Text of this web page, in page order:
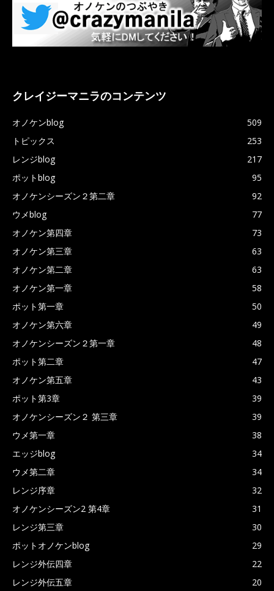
クレイジーマニラのコンテンツ
オノケンblog
509
トピックス
253
レンジblog
217
ポットblog
95
オノケンシーズン２第二章
92
ウメblog
77
オノケン第四章
73
オノケン第三章
63
オノケン第二章
63
オノケン第一章
58
ポット第一章
50
オノケン第六章
49
オノケンシーズン２第一章
48
ポット第二章
47
オノケン第五章
43
ポット第3章
39
オノケンシーズン２ 第三章
39
ウメ第一章
38
エッジblog
34
ウメ第二章
34
レンジ序章
32
オノケンシーズン2 第4章
31
レンジ第三章
30
ポットオノケンblog
29
レンジ外伝四章
22
レンジ外伝五章
20